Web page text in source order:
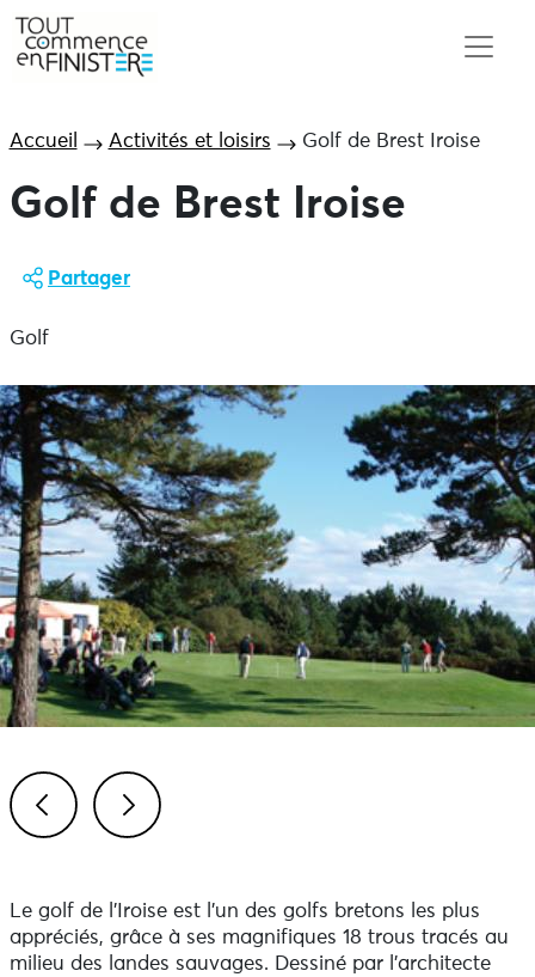
Accueil Activités et loisirs Golf de Brest Iroise
Golf de Brest Iroise
Partager
Golf
Le golf de l'Iroise est l'un des golfs bretons les plus
appréciés, grâce à ses magnifiques 18 trous tracés au
milieu des landes sauvages. Dessiné par l'architecte